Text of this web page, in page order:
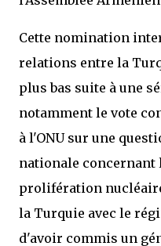
Cette nomination
relations entre la
plus bas suite à une
notamment le vote
à l'ONU sur une
nationale concernant
prolifération
la Turquie avec le
d'avoir commis un